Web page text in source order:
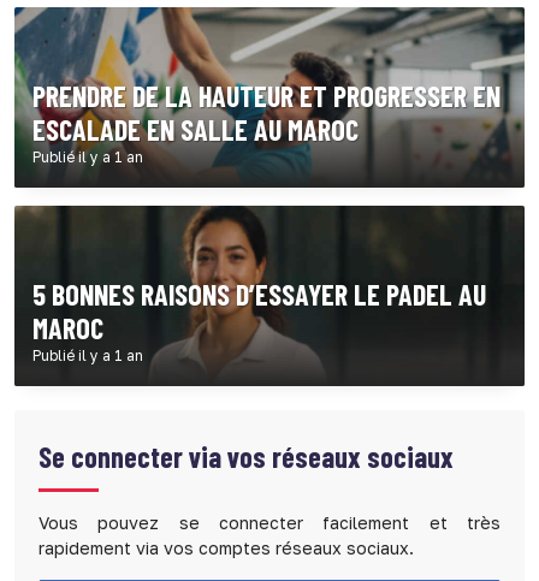
PRENDRE DE LA HAUTEUR ET PROGRESSER EN
ESCALADE EN SALLE AU MAROC
Publié il y a 1 an
5 BONNES RAISONS D’ESSAYER LE PADEL AU
MAROC
Publié il y a 1 an
Se connecter via vos réseaux sociaux
Vous pouvez se connecter facilement et très
rapidement via vos comptes réseaux sociaux.